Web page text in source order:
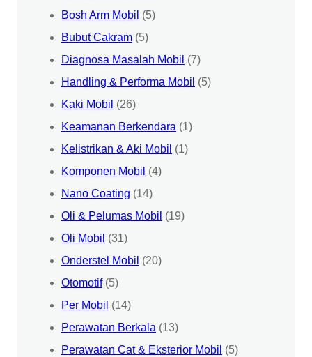
Bosh Arm Mobil (5)
Bubut Cakram (5)
Diagnosa Masalah Mobil (7)
Handling & Performa Mobil (5)
Kaki Mobil (26)
Keamanan Berkendara (1)
Kelistrikan & Aki Mobil (1)
Komponen Mobil (4)
Nano Coating (14)
Oli & Pelumas Mobil (19)
Oli Mobil (31)
Onderstel Mobil (20)
Otomotif(5)
Per Mobil (14)
Perawatan Berkala (13)
Perawatan Cat & Eksterior Mobil (5)